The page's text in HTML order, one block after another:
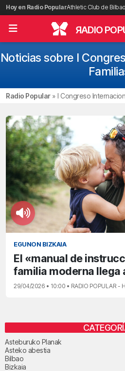
Saltar
al
contenido
Hoy en Radio PopularAthletic Club de Bilbao
RADIO
Noticias sobre I
Radio Popular» I Congreso
EGUNON BIZKAIA
El «manual de
familia moderna llega
29/04/2026 • 10:00 • RADIO POPULAR -
Asteburuko Planak
Asteko abestia
Bilbao
Bizkaia